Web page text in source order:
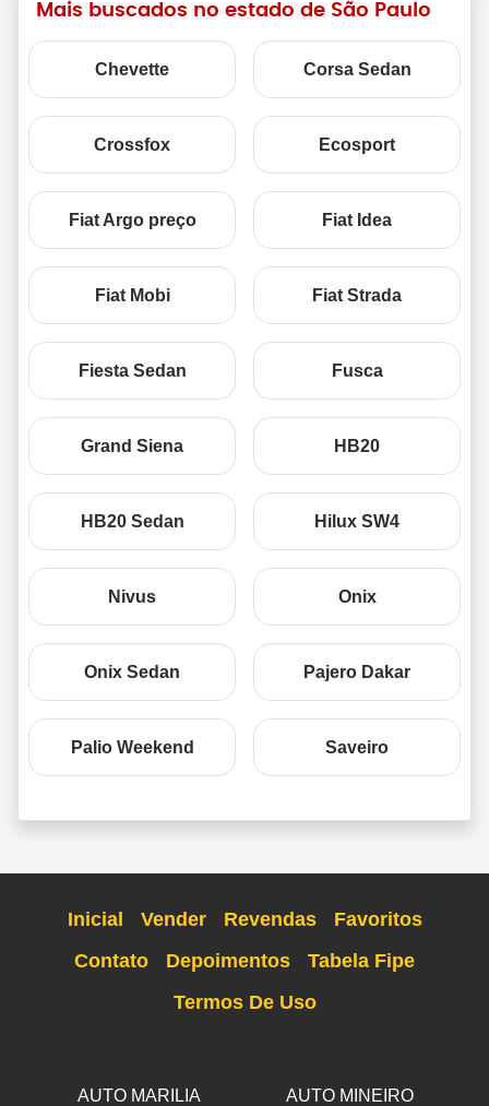
Mais buscados no estado de São Paulo
Chevette Corsa Sedan
Crossfox Ecosport
Fiat Argo preço Fiat Idea
Fiat Mobi Fiat Strada
Fiesta Sedan Fusca
Grand Siena HB20
HB20 Sedan Hilux SW4
Nivus Onix
Onix Sedan Pajero Dakar
Palio Weekend Saveiro
Inicial Vender Revendas
Favoritos
Contato
Depoimentos
Tabela Fipe
Termos De Uso
AUTO MARILIA AUTO MINEIRO